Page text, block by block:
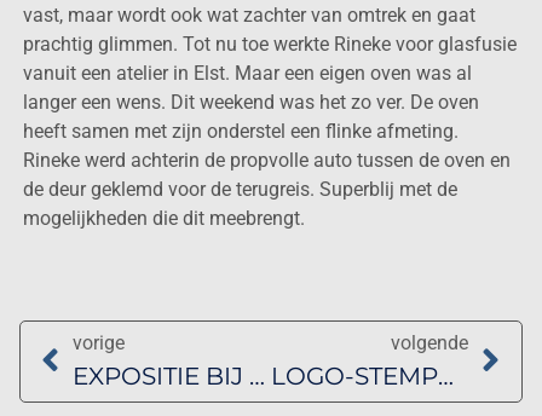
vast, maar wordt ook wat zachter van omtrek en gaat
prachtig glimmen. Tot nu toe werkte Rineke voor glasfusie
vanuit een atelier in Elst. Maar een eigen oven was al
langer een wens. Dit weekend was het zo ver. De oven
heeft samen met zijn onderstel een flinke afmeting.
Rineke werd achterin de propvolle auto tussen de oven en
de deur geklemd voor de terugreis. Superblij met de
mogelijkheden die dit meebrengt.
vorige
EXPOSITIE BIJ VOLKSGALERIE DVA
volgende
LOGO-STEMPEL VOOR BRONZEN BEELDEN